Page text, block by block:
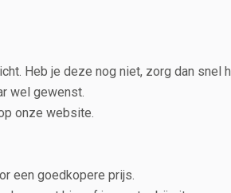
Heb je deze nog niet, zorg dan snel
wel gewenst.
onze website.
een goedkopere prijs.